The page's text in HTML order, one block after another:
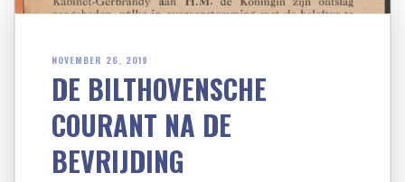
NOVEMBER 26, 2019
DE BILTHOVENSCHE
COURANT NA DE
BEVRIJDING